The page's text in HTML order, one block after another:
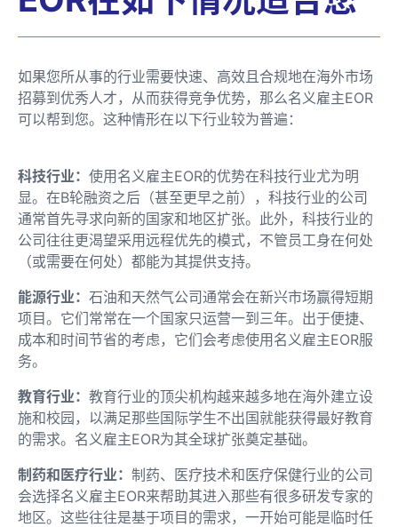
如果您所从事的行业需要快速、高效且合规地在海外市场
招募到优秀人才，从而获得竞争优势，那么名义雇主EOR
可以帮到您。这种情形在以下行业较为普遍：
科技行业： 使用名义雇主EOR的优势在科技行业尤为明
显。在B轮融资之后（甚至更早之前），科技行业的公司
通常首先寻求向新的国家和地区扩张。此外，科技行业的
公司往往更渴望采用远程优先的模式，不管员工身在何处
（或需要在何处）都能为其提供支持。
能源行业： 石油和天然气公司通常会在新兴市场赢得短期
项目。它们常常在一个国家只运营一到三年。出于便捷、
成本和时间节省的考虑，它们会考虑使用名义雇主EOR服
务。
教育行业： 教育行业的顶尖机构越来越多地在海外建立设
施和校园，以满足那些国际学生不出国就能获得最好教育
的需求。名义雇主EOR为其全球扩张奠定基础。
制药和医疗行业： 制药、医疗技术和医疗保健行业的公司
会选择名义雇主EOR来帮助其进入那些有很多研发专家的
地区。这些往往是基于项目的需求，一开始可能是临时任